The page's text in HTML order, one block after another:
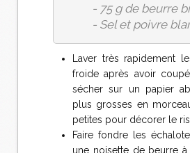
- 75 g de beurre
- Sel et poivre
Laver très rapidement
froide après avoir
sécher sur un papier
plus grosses en
petites pour décorer le
Faire fondre les
une noisette de beurre